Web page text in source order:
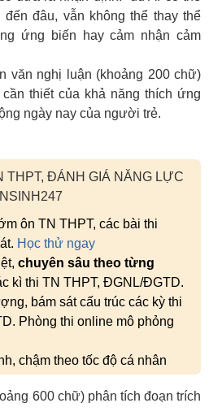
đâu, vẫn không thể thay thể
ứng biến hay cảm nhận cảm
văn nghị luận (khoảng 200 chữ)
thiết của khả năng thích ứng
ngày nay của người trẻ.
THPT, ĐÁNH GIÁ NĂNG LỰC
ôn TN THPT, các bài thi
Học thử ngay
chuyên sâu theo từng
kì thi TN THPT, ĐGNL/ĐGTD.
bám sát cấu trúc các kỳ thi
Phòng thi online mô phỏng
chậm theo tốc độ cá nhân
600 chữ) phân tích đoạn trích